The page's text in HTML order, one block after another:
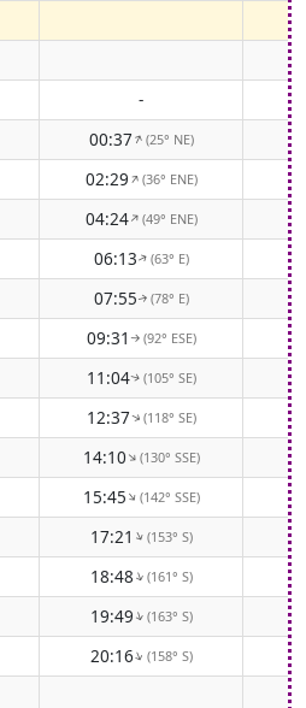
-
00:37↑ (25° NE)
02:29↑(36° ENE)
04:24↑(49° ENE)
06:13↑(63° E)
07:55↑(78° E)
09:31 ↑ (92° ESE)
11:04↑(105° SE)
12:37↑(118° SE)
14:10↑(130° SSE)
15:45↑(142° SSE)
17:21 ↑ (153° S)
18:48↑ (161° S)
19:49↑ (163° S)
20:16↑ (158° S)